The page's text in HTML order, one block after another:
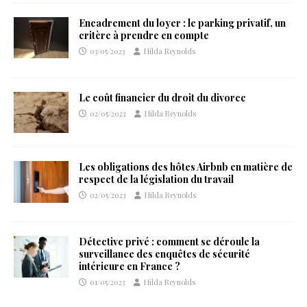
Encadrement du loyer : le parking privatif, un
critère à prendre en compte
03/05/2023 Hilda Reynolds
Le coût financier du droit du divorce
02/05/2023 Hilda Reynolds
Les obligations des hôtes Airbnb en matière de
respect de la législation du travail
02/05/2023 Hilda Reynolds
Détective privé : comment se déroule la
surveillance des enquêtes de sécurité
intérieure en France ?
01/05/2023 Hilda Reynolds